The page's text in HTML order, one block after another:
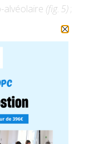
alvéolaire (fig. 5);